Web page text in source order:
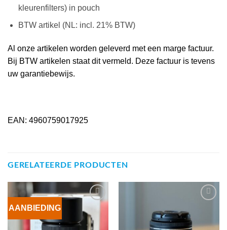
kleurenfilters) in pouch
BTW artikel (NL: incl. 21% BTW)
Al onze artikelen worden geleverd met een marge factuur.
Bij BTW artikelen staat dit vermeld. Deze factuur is tevens
uw garantiebewijs.
EAN: 4960759017925
GERELATEERDE PRODUCTEN
AANBIEDINGVOEG TOE
WENSENLIJST
VOEG TOE
AAN
WENSENLIJST